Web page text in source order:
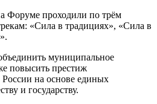
Форуме проходили по трём
«Сила в традициях», «Сила в
муниципальное
повысить престиж
на основе единых
и государству.